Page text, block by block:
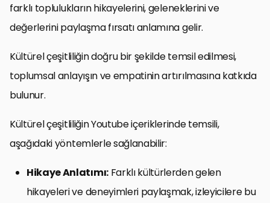
farklı toplulukların hikayelerini, geleneklerini ve
değerlerini paylaşma fırsatı anlamına gelir.
Kültürel çeşitliliğin doğru bir şekilde temsil edilmesi,
toplumsal anlayışın ve empatinin artırılmasına katkıda
bulunur.
Kültürel çeşitliliğin Youtube içeriklerinde temsili,
aşağıdaki yöntemlerle sağlanabilir:
Hikaye Anlatımı:Farklı kültürlerden gelen
hikayeleri ve deneyimleri paylaşmak, izleyicilere bu